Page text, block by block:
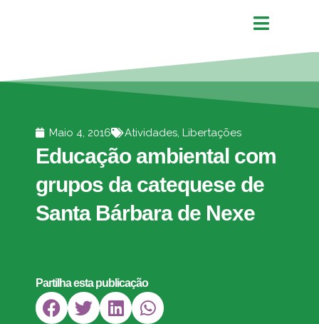
Maio 4, 2016 Atividades, Libertações
Educação ambiental com
grupos da catequese de
Santa Bárbara de Nexe
Partilha esta publicação